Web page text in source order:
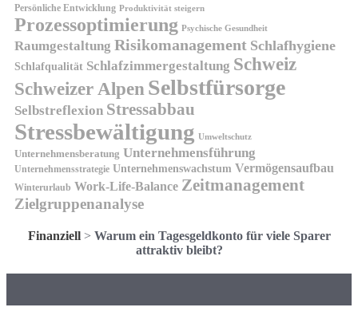
Persönliche Entwicklung Produktivität steigern
Prozessoptimierung Psychische Gesundheit
Raumgestaltung Risikomanagement Schlafhygiene
Schlafqualität Schlafzimmergestaltung Schweiz
Schweizer Alpen Selbstfürsorge
Selbstreflexion Stressabbau
Stressbewältigung Umweltschutz
Unternehmensberatung Unternehmensführung
Unternehmensstrategie Unternehmenswachstum Vermögensaufbau
Winterurlaub Work-Life-Balance Zeitmanagement
Zielgruppenanalyse
Finanziell> Warum ein Tagesgeldkonto für viele Sparer
attraktiv bleibt?